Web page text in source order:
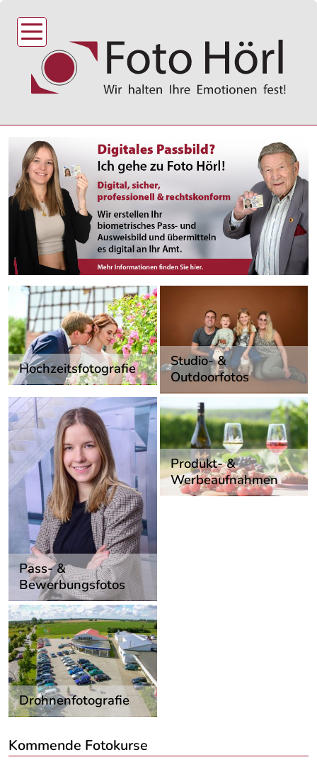
Kommende Fotokurse
Hochzeitsfotografie
Studio- &
Outdoorfotos
Pass- &
Bewerbungsfotos
Produkt- &
Werbeaufnahmen
Drohnenfotografie